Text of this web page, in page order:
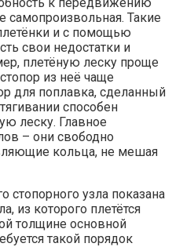
самопроизвольная. Такие
и с помощью
свои недостатки и
плетёную леску проще
из неё чаще
для поплавка, сделанный
способен
леску. Главное
– они свободно
кольца, не мешая
стопорного узла показана
из которого плетётся
толщине основной
такой порядок